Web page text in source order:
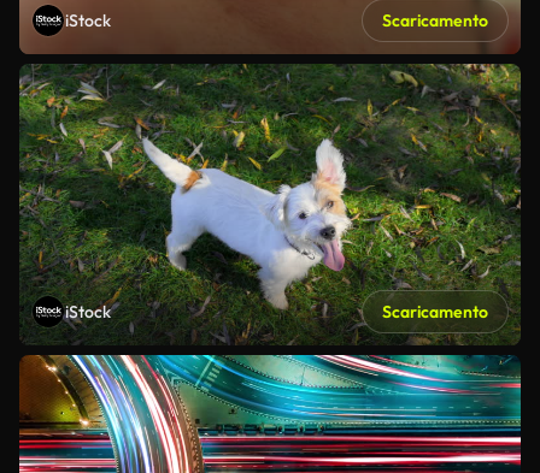
iStock Scaricamento
iStock Scaricamento